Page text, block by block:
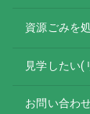
資源ごみを
見学したい(
お問い合わ